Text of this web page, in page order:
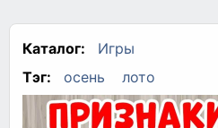
Каталог:
Игры
Тэг:
осень лото